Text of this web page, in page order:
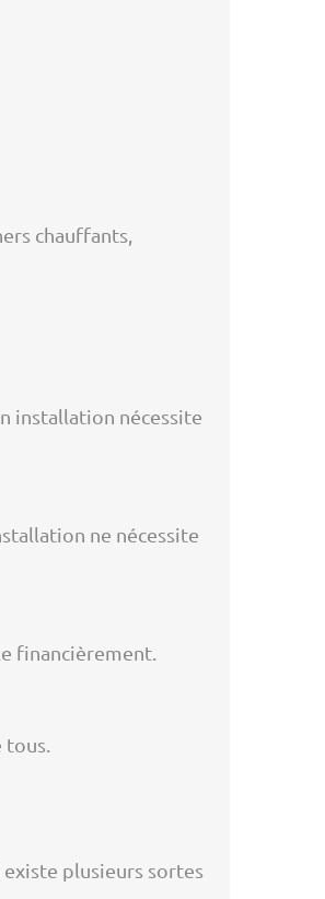
chauffants,
installation nécessite
ne nécessite
financièrement.
existe plusieurs sortes